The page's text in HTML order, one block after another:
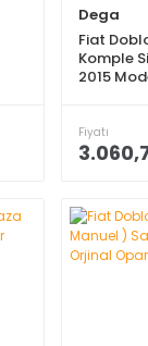
Dega
Fiat
Komple
2015
Fiyatı